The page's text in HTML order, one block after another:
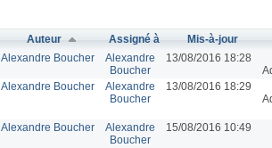
Auteur Assigné à Mis-à-jour
Alexandre Boucher
Alexandre
Boucher
13/08/2016 18:28
Alexandre Boucher
Alexandre
Boucher
13/08/2016 18:29
Alexandre Boucher
Alexandre
Boucher
15/08/2016 10:49